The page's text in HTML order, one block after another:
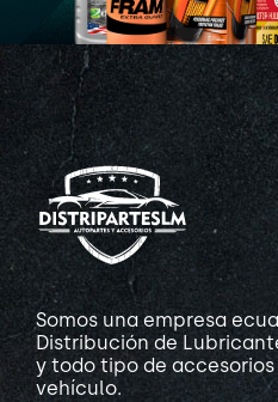
Somos una empresa
Distribución de
y todo tipo de
vehículo.